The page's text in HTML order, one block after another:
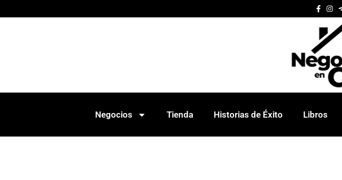
Negocios Tienda Historias de Éxito Libros